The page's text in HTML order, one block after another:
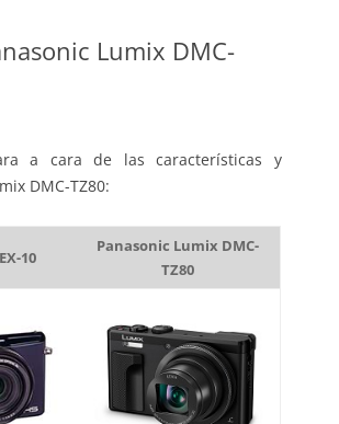
Lumix DMC-
a cara de las características y
DMC-TZ80:
10
Panasonic Lumix DMC-
TZ80